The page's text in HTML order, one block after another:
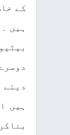
کے
ہیں
دیئے
ہیں